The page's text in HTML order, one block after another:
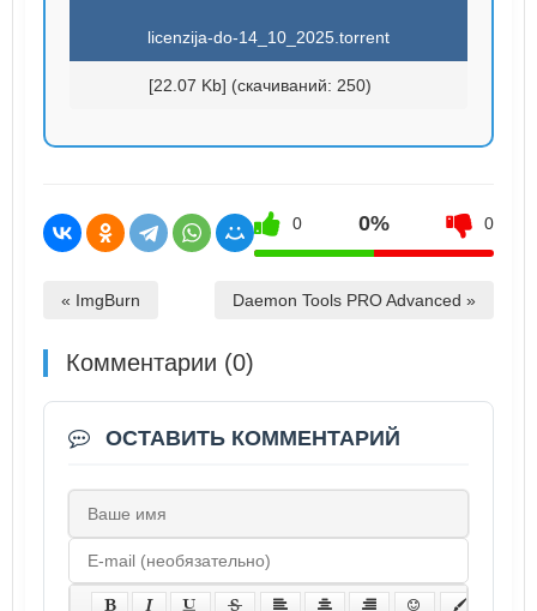
licenzija-do-14_10_2025.torrent
[22.07 Kb] (cкачиваний: 250)
0 0% 0
« ImgBurn Daemon Tools PRO Advanced »
Комментарии (0)
ОСТАВИТЬ КОММЕНТАРИЙ